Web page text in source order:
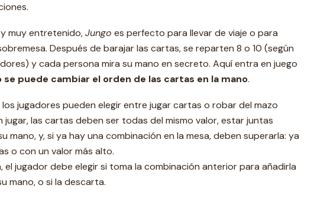
muy entretenido,Jungo es perfecto para llevar de viaje o para
Después de barajar las cartas, se reparten 8 o 10 (según
y cada persona mira su mano en secreto. Aquí entra en juego
se puede cambiar el orden de las cartas en la mano.
jugadores pueden elegir entre jugar cartas o robar del mazo
jugar, las cartas deben ser todas del mismo valor, estar juntas
mano, y, si ya hay una combinación en la mesa, deben superarla: ya
o con un valor más alto.
el jugador debe elegir si toma la combinación anterior para añadirla
mano, o si la descarta.